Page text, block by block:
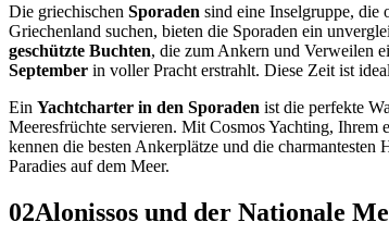
Die griechischen Sporaden sind eine Inselgruppe, die
Griechenland suchen, bieten die Sporaden ein
geschützte Buchten, die zum Ankern und Verweilen
September in voller Pracht erstrahlt. Diese Zeit ist
Ein Yachtcharter in den Sporaden ist die perfekte
Meeresfrüchte servieren. Mit Cosmos Yachting, Ihrem
kennen die besten Ankerplätze und die
Paradies auf dem Meer.
02Alonissos und der Nationale